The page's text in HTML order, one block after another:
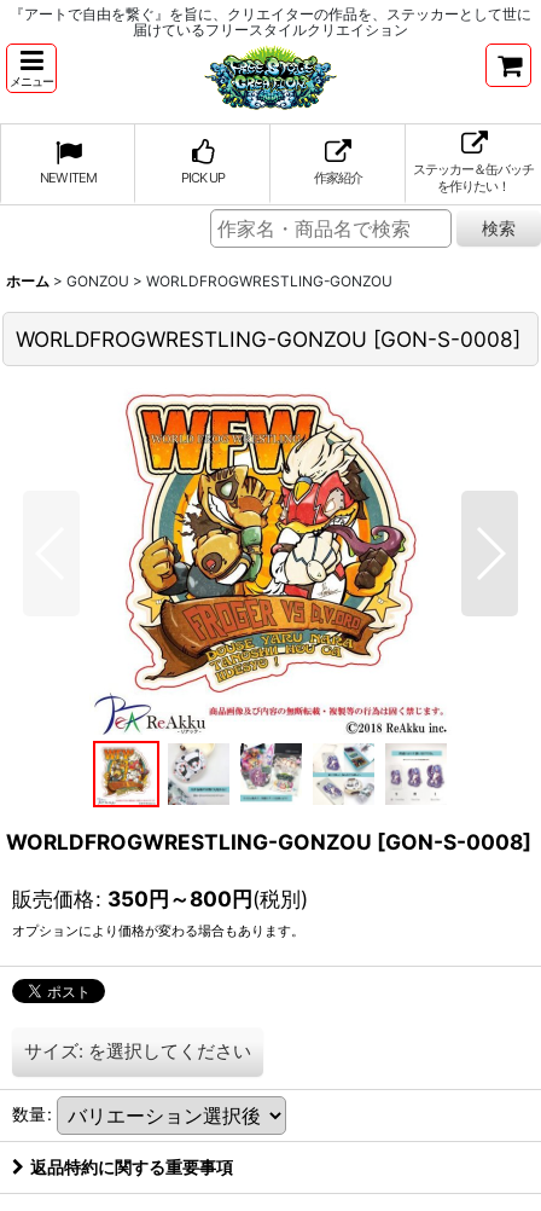
『アートで自由を繋ぐ』を旨に、クリエイターの作品を、ステッカーとして世に
届けているフリースタイルクリエイション
メニュー
NEW ITEM PICK UP 作家紹介
ステッカー＆缶バッチ
を作りたい！
ホーム > GONZOU > WORLDFROGWRESTLING-GONZOU
WORLDFROGWRESTLING-GONZOU [GON-S-0008]
WORLDFROGWRESTLING-GONZOU [GON-S-0008]
販売価格: 350円～800円(税別)
オプションにより価格が変わる場合もあります。
サイズ: を選択してください
数量:
返品特約に関する重要事項